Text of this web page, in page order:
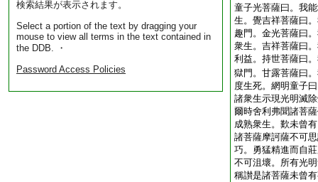
検索結果が表示されます。
Select a portion of the text by dragging your
mouse to view all terms in the text contained in
the DDB. ・
Password Access Policies
童子光菩薩曰。我
生。覺吉祥菩薩曰
趣門。金光菩薩曰
衆生。吉祥菩薩曰
利益。持世菩薩曰
獄門。甘露菩薩曰
度生死。網明童子
諸衆生示現光明滅
爾時舍利弗聞諸菩
成熟衆生。歎未曾
諸菩薩摩訶薩不可
巧。勇猛精進而自
不可沮壞。所有光
稱讃是諸菩薩未曾